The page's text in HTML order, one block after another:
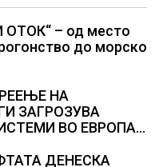
– од место
до морско
НА
ЗАГРОЗУВА
ВО ЕВРОПА и
ДЕНЕСКА